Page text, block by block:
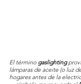
El término gaslighting
lámparas de aceite (o luz
hogares antes de la